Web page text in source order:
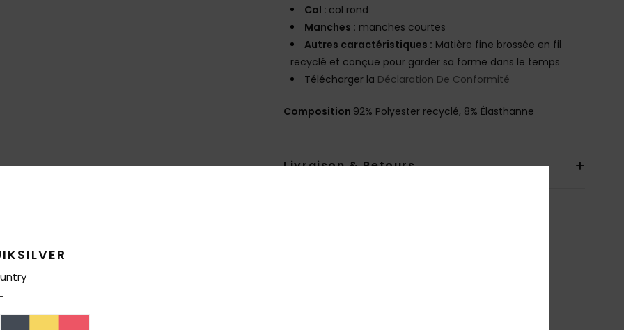
Col : col rond
Manches : manches courtes
Autres caractéristiques : Matière fine brossée en fil
recyclé et conçue pour garder sa forme dans le temps
Télécharger la Déclaration De Conformité
Composition 92% Polyester recyclé, 8% Élasthanne
Livraison & Retours